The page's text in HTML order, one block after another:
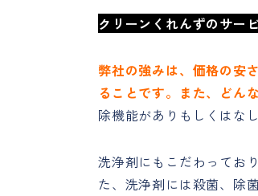
クリーンくれんずのサー
弊社の強みは、価格の安
ることです。また、どん
除機能がありもしくはな
洗浄剤にもこだわってお
た、洗浄剤には殺菌、除